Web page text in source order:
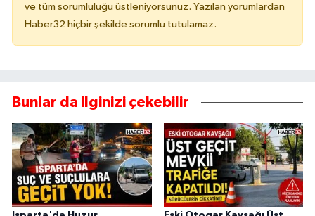
ve tüm sorumluluğu üstleniyorsunuz. Yazılan yorumlardan
Haber32 hiçbir şekilde sorumlu tutulamaz.
Bunlar da ilginizi çekebilir